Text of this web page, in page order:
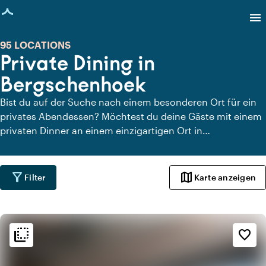
geladen
menu
Private Dining in
Bergschenhoek
95 LOCATIONS
Bist du auf der Suche nach einem besonderen Ort für ein
privates Abendessen? Möchtest du deine Gäste mit einem
privaten Dinner an einem einzigartigen Ort in
schnell und einfach alle Locations in Bergschenhoek, an
denen du in aller Ruhe dinieren kannst. Schau dir alle
privaten Dining-Locations für ein köstliches privates Dinner
filter_alt Filter map Karte anzeigen
flip_to_back favorite_border
flip_to_back Ambiente und Ästhetik
info
Klassisch